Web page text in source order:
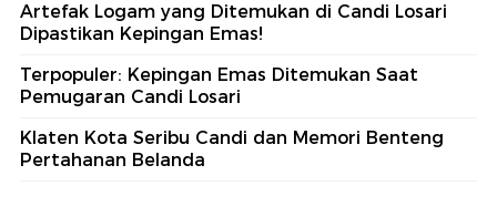
Artefak Logam yang Ditemukan di Candi Losari
Dipastikan Kepingan Emas!
Terpopuler: Kepingan Emas Ditemukan Saat
Pemugaran Candi Losari
Klaten Kota Seribu Candi dan Memori Benteng
Pertahanan Belanda